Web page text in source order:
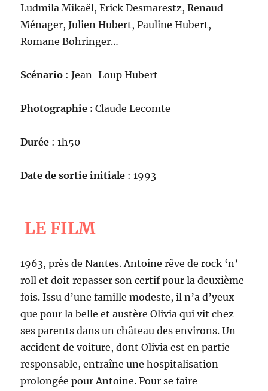
Ludmila Mikaël, Erick Desmarestz, Renaud
Ménager, Julien Hubert, Pauline Hubert,
Romane Bohringer…
Scénario : Jean-Loup Hubert
Photographie : Claude Lecomte
Durée : 1h50
Date de sortie initiale : 1993
LE FILM
1963, près de Nantes. Antoine rêve de rock ‘n’
roll et doit repasser son certif pour la deuxième
fois. Issu d’une famille modeste, il n’a d’yeux
que pour la belle et austère Olivia qui vit chez
ses parents dans un château des environs. Un
accident de voiture, dont Olivia est en partie
responsable, entraîne une hospitalisation
prolongée pour Antoine. Pour se faire